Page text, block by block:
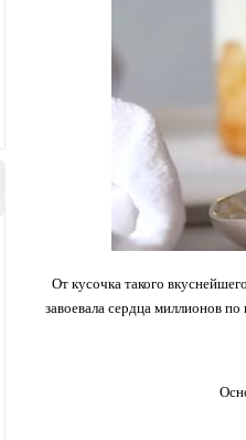
От кусочка такого
завоевала сердца миллионов